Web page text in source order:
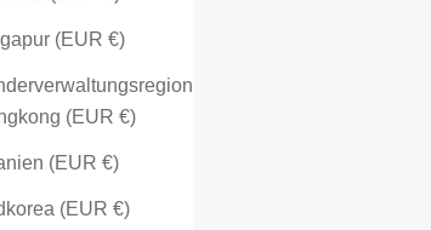
(EUR €)
(EUR €)
(EUR €)
(EUR €)